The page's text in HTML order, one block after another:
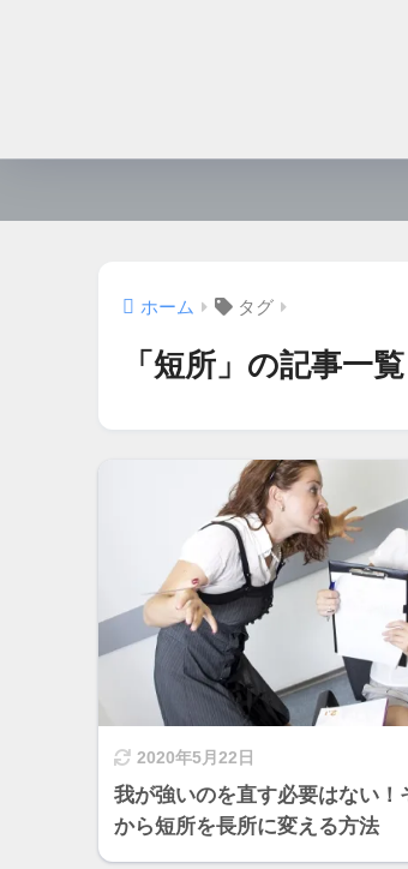
ホーム タグ
「短所」の記事一覧
2020年5月22日
我が強いのを直す必要はない！
から短所を長所に変える方法